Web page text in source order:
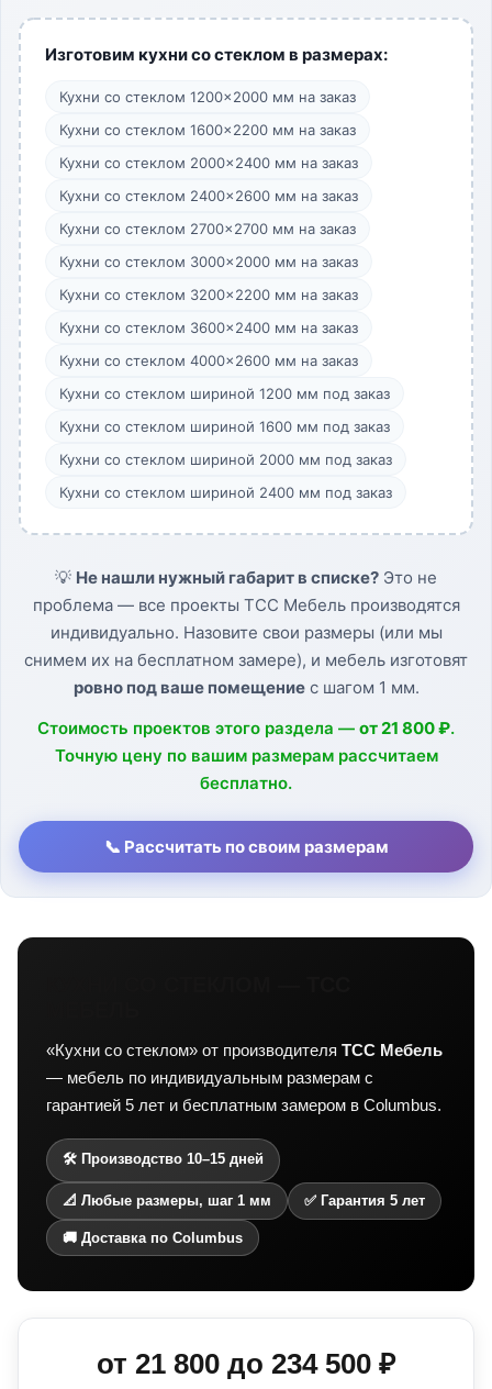
Изготовим кухни со стеклом в размерах:
Кухни со стеклом 1200×2000 мм на заказ
Кухни со стеклом 1600×2200 мм на заказ
Кухни со стеклом 2000×2400 мм на заказ
Кухни со стеклом 2400×2600 мм на заказ
Кухни со стеклом 2700×2700 мм на заказ
Кухни со стеклом 3000×2000 мм на заказ
Кухни со стеклом 3200×2200 мм на заказ
Кухни со стеклом 3600×2400 мм на заказ
Кухни со стеклом 4000×2600 мм на заказ
Кухни со стеклом шириной 1200 мм под заказ
Кухни со стеклом шириной 1600 мм под заказ
Кухни со стеклом шириной 2000 мм под заказ
Кухни со стеклом шириной 2400 мм под заказ
💡 Не нашли нужный габарит в списке? Это не
проблема — все проекты ТСС Мебель производятся
индивидуально. Назовите свои размеры (или мы
снимем их на бесплатном замере), и мебель изготовят
ровно под ваше помещениес шагом 1 мм.
Стоимость проектов этого раздела — от 21 800 ₽.
Точную цену по вашим размерам рассчитаем
бесплатно.
📞 Рассчитать по своим размерам
«Кухни со стеклом» от производителя ТСС Мебель
— мебель по индивидуальным размерам с
гарантией 5 лет и бесплатным замером в Columbus.
🛠 Производство 10–15 дней
📐 Любые размеры, шаг 1 мм ✅ Гарантия 5 лет
🚚 Доставка по Columbus
от 21 800 до 234 500 ₽